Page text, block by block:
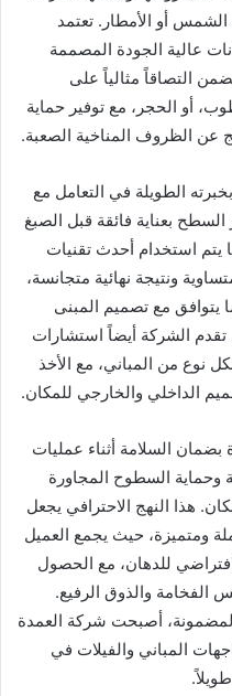
الشمس أو الأمطار. تعتمد
عالية الجودة المصممة
التصاقاً مثالياً على
أو الحجر، مع توفير حماية
عن الظروف المناخية الصعبة.
الطويلة في التعامل مع
بعناية فائقة قبل الصبغ
استخدام أحدث تقنيات
ونتيجة نهائية متجانسة،
يتوافق مع تصميم المبنى
الشركة أيضاً استشارات
نوع من المباني، مع الأخذ
الداخلي والخارجي للمكان.
السلامة أثناء عمليات
وحماية السطوح المجاورة
هذا النهج الاحترافي يجعل
ومتميزة، حيث يجمع العميل
للدهان، مع الحصول
والذوق الرفيع.
المضمونة، أصبحت شركة العمدة
المباني والفيلات في